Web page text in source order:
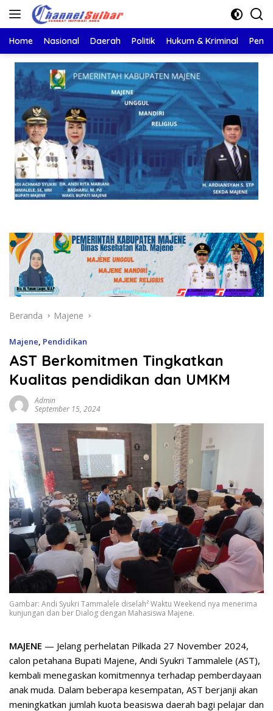
Langsung
Home Nasional Daerah Politik Hukum & Kriminal
Beranda Majene
Majene Pendidikan
AST Berkomitmen Tingkatkan
Kualitas pendidikan dan UMKM
Admin
September 15, 2024
Gambar: Andi Syukri Tammalele diselah² Waktu Weekend nya menerima
kunjungan dan ber Dialog dengan Mahasiswa Majene.
MAJENE — Jelang perhelatan Pilkada 27 November 2024,
calon petahana Bupati Majene, Andi Syukri Tammalele (AST),
kembali menegaskan komitmennya terhadap pemberdayaan
anak muda. Dalam beberapa kesempatan, AST berjanji akan
meningkatkan jumlah kuota beasiswa daerah bagi pelajar dan